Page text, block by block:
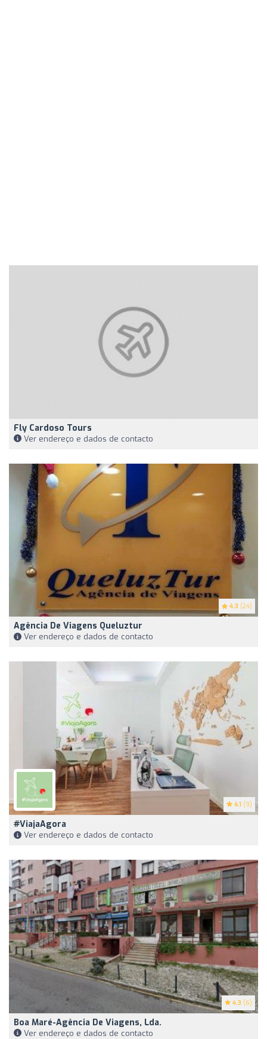
Fly Cardoso Tours
Ver endereço e dados de contacto
4.3 (24)
Agência De Viagens Queluztur
Ver endereço e dados de contacto
4.1 (9)
#ViajaAgora
Ver endereço e dados de contacto
4.3 (6)
Boa Maré-Agência De Viagens, Lda.
Ver endereço e dados de contacto